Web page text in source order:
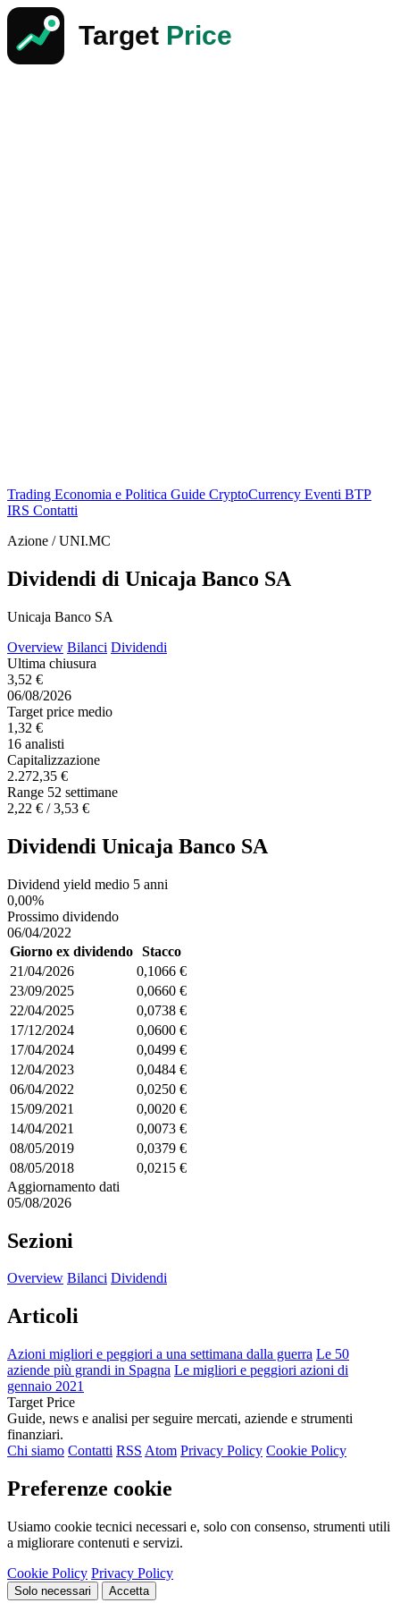
Trading Economia e Politica Guide CryptoCurrency Eventi BTP
IRS Contatti
Azione / UNI.MC
Dividendi di Unicaja Banco SA
Unicaja Banco SA
Overview Bilanci Dividendi
Ultima chiusura
3,52 €
06/08/2026
Target price medio
1,32 €
16 analisti
Capitalizzazione
2.272,35 €
Range 52 settimane
2,22 € / 3,53 €
Dividendi Unicaja Banco SA
Dividend yield medio 5 anni
0,00%
Prossimo dividendo
06/04/2022
Giorno ex dividendo Stacco
21/04/2026
0,1066 €
23/09/2025
0,0660 €
22/04/2025
0,0738 €
17/12/2024
0,0600 €
17/04/2024
0,0499 €
12/04/2023
0,0484 €
06/04/2022
0,0250 €
15/09/2021
0,0020 €
14/04/2021
0,0073 €
08/05/2019
0,0379 €
08/05/2018
0,0215 €
Aggiornamento dati
05/08/2026
Sezioni
Overview Bilanci Dividendi
Articoli
Azioni migliori e peggiori a una settimana dalla guerra Le 50
aziende più grandi in Spagna Le migliori e peggiori azioni di
gennaio 2021
Target Price
Guide, news e analisi per seguire mercati, aziende e strumenti
finanziari.
Chi siamo Contatti RSS Atom Privacy Policy Cookie Policy
Preferenze cookie
Usiamo cookie tecnici necessari e, solo con consenso, strumenti utili
a migliorare contenuti e servizi.
Cookie Policy Privacy Policy
Solo necessari Accetta